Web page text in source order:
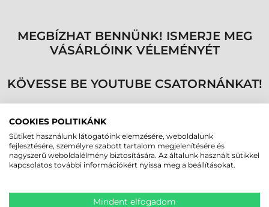
MEGBÍZHAT BENNÜNK! ISMERJE MEG
VÁSÁRLÓINK VÉLEMÉNYÉT
KÖVESSE BE YOUTUBE CSATORNÁNKAT!
LEGUTÓBB MEGTEKINTETT TERMÉKEK
ZEBRA
KOMMUNIKÁCIÓS
COOKIES POLITIKÁNK
Sütiket használunk látogatóink elemzésére, weboldalunk
fejlesztésére, személyre szabott tartalom megjelenítésére és
nagyszerű weboldalélmény biztosítására. Az általunk használt sütikkel
kapcsolatos további információkért nyissa meg a beállításokat.
Mindent elfogadom